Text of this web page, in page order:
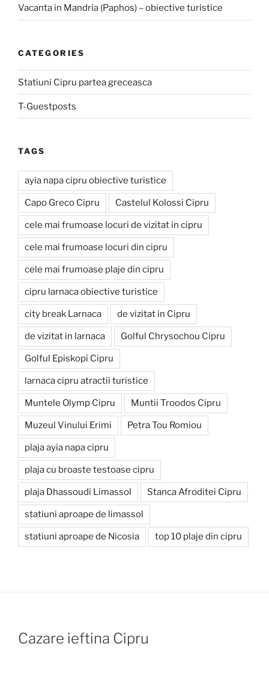
Vacanta in Mandria (Paphos) – obiective turistice
CATEGORIES
Statiuni Cipru partea greceasca
T-Guestposts
TAGS
ayia napa cipru obiective turistice
Capo Greco Cipru Castelul Kolossi Cipru
cele mai frumoase locuri de vizitat in cipru
cele mai frumoase locuri din cipru
cele mai frumoase plaje din cipru
cipru larnaca obiective turistice
city break Larnaca de vizitat in Cipru
de vizitat in larnaca Golful Chrysochou Cipru
Golful Episkopi Cipru
larnaca cipru atractii turistice
Muntele Olymp Cipru Muntii Troodos Cipru
Muzeul Vinului Erimi Petra Tou Romiou
plaja ayia napa cipru
plaja cu broaste testoase cipru
plaja Dhassoudi Limassol Stanca Afroditei Cipru
statiuni aproape de limassol
statiuni aproape de Nicosia top 10 plaje din cipru
Cazare ieftina Cipru